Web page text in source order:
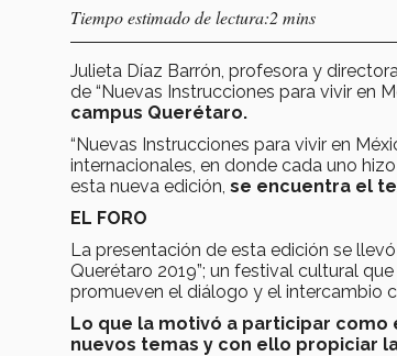
Tiempo estimado de lectura:2 mins
Julieta Díaz Barrón, profesora y
de “Nuevas Instrucciones para vivir en
campus Querétaro.
“Nuevas Instrucciones para vivir en
internacionales, en donde cada uno
esta nueva edición, se encuentra el
EL FORO
La presentación de esta edición se
Querétaro 2019”; un festival cultural
promueven el diálogo y el intercambio
Lo que la motivó a participar
nuevos temas y con ello propiciar